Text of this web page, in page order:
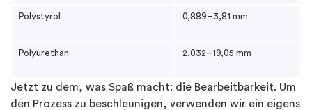
Polystyrol 0,889–3,81 mm
Polyurethan 2,032–19,05 mm
Jetzt zu dem, was Spaß macht: die Bearbeitbarkeit. Um
den Prozess zu beschleunigen, verwenden wir ein eigens